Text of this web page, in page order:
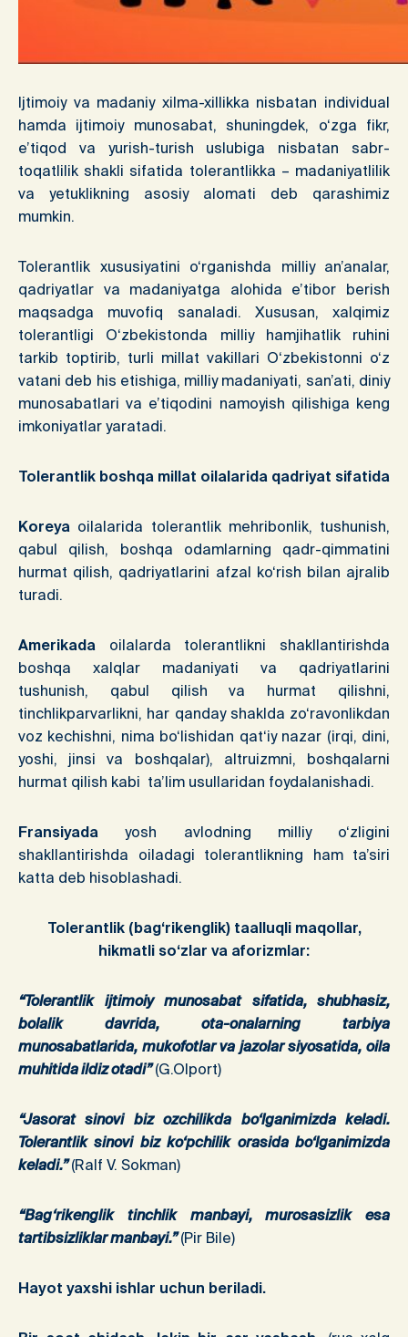
Ijtimoiy va madaniy xilma-xillikka nisbatan individual
hamda ijtimoiy munosabat, shuningdek, o‘zga fikr,
e’tiqod va yurish-turish uslubiga nisbatan sabr-
toqatlilik shakli sifatida tolerantlikka – madaniyatlilik
va yetuklikning asosiy alomati deb qarashimiz
mumkin.
Tolerantlik xususiyatini o‘rganishda milliy an’analar,
qadriyatlar va madaniyatga alohida e’tibor berish
maqsadga muvofiq sanaladi. Xususan, xalqimiz
tolerantligi O‘zbekistonda milliy hamjihatlik ruhini
tarkib toptirib, turli millat vakillari O‘zbekistonni o‘z
vatani deb his etishiga, milliy madaniyati, san’ati, diniy
munosabatlari va e’tiqodini namoyish qilishiga keng
imkoniyatlar yaratadi.
Tolerantlik boshqa millat oilalarida qadriyat sifatida
Koreya oilalarida tolerantlik mehribonlik, tushunish,
qabul qilish, boshqa odamlarning qadr-qimmatini
hurmat qilish, qadriyatlarini afzal ko‘rish bilan ajralib
turadi.
Amerikada oilalarda tolerantlikni shakllantirishda
boshqa xalqlar madaniyati va qadriyatlarini
tushunish, qabul qilish va hurmat qilishni,
tinchlikparvarlikni, har qanday shaklda zo‘ravonlikdan
voz kechishni, nima bo‘lishidan qat‘iy nazar (irqi, dini,
yoshi, jinsi va boshqalar), altruizmni, boshqalarni
hurmat qilish kabi ta’lim usullaridan foydalanishadi.
Fransiyada yosh avlodning milliy o‘zligini
shakllantirishda oiladagi tolerantlikning ham ta’siri
katta deb hisoblashadi.
Tolerantlik (bag‘rikenglik)taalluqli maqollar,
hikmatli so‘zlar va aforizmlar:
“Tolerantlik ijtimoiy munosabat sifatida, shubhasiz,
bolalik davrida, ota-onalarning tarbiya
munosabatlarida, mukofotlar va jazolar siyosatida, oila
muhitida ildiz otadi”(G.Olport)
“Jasorat sinovi biz ozchilikda bo‘lganimizda keladi.
Tolerantlik sinovi biz ko‘pchilik orasida bo‘lganimizda
keladi.”(Ralf V. Sokman)
“Bag‘rikenglik tinchlik manbayi,murosasizlik esa
tartibsizliklar manbayi.”(Pir Bile)
Hayot yaxshi ishlar uchun beriladi.